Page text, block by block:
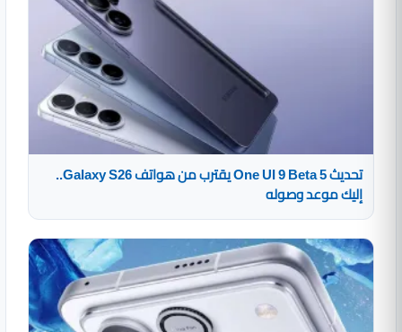
تحديث One UI 9 Beta 5 يقترب من هواتف Galaxy S26..
إليك موعد وصوله